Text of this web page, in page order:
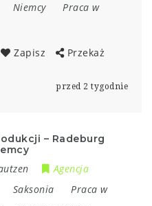
Niemcy
Praca w
Zapisz Przekaż
przed 2 tygodnie
– Radeburg
Agencja
Saksonia
Praca w